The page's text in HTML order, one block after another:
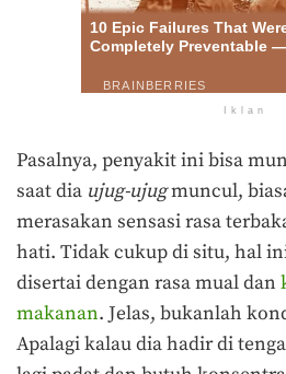
Iklan
Pasalnya, penyakit ini bisa
saat dia ujug-ujugmuncul,
merasakan sensasi rasa
hati. Tidak cukup di situ, hal
disertai dengan rasa mual dan
makanan. Jelas, bukanlah
Apalagi kalau dia hadir di